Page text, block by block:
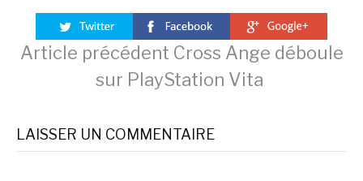
Lire
la
suite
Article précédent Cross Ange déboule
sur PlayStation Vita
LAISSER UN COMMENTAIRE